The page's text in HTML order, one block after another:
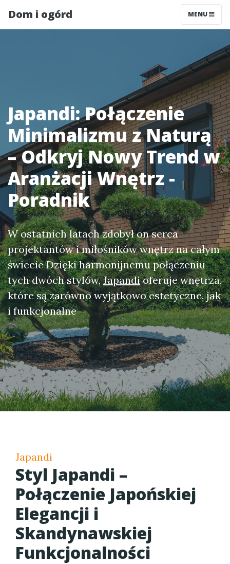
Dom i ogórd MENU
Japandi: Połączenie
Minimalizmu z Naturą
– Odkryj Nowy Trend w
Aranżacji Wnętrz -
Poradnik
W ostatnich latach zdobył on serca
projektantów i miłośników wnętrz na całym
świecie Dzięki harmonijnemu połączeniu
tych dwóch stylów,Japandioferuje wnętrza,
które są zarówno wyjątkowo estetyczne, jak
i funkcjonalne
Japandi
Styl Japandi –
Połączenie Japońskiej
Elegancji i
Skandynawskiej
Funkcjonalności